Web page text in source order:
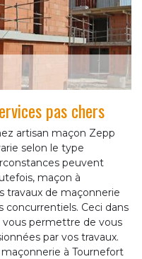
pas chers
artisan maçon Zepp
selon le type
peuvent
maçon à
travaux de maçonnerie
Ceci dans
vous permettre de vous
par vos travaux.
à Tournefort